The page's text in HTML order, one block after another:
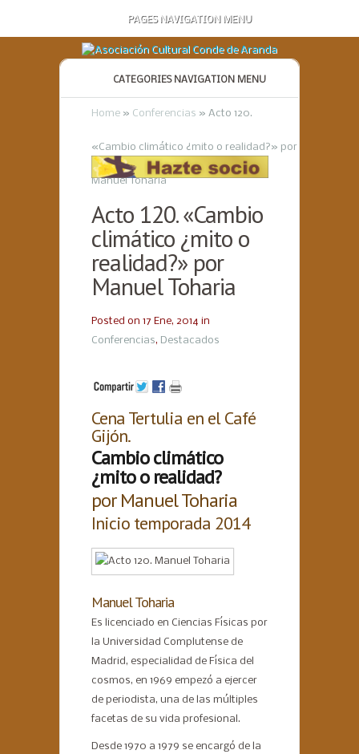
PAGES NAVIGATION MENU
CATEGORIES NAVIGATION MENU
Home » Conferencias » Acto 120.
«Cambio climático ¿mito o realidad?» por
Manuel Toharia
Acto 120. «Cambio
climático ¿mito o
realidad?» por
Manuel Toharia
Posted on 17 Ene, 2014 in
Conferencias, Destacados
Cena Tertulia en el Café
Gijón.
Cambio climático
¿mito o realidad?
por Manuel Toharia
Inicio temporada 2014
Manuel Toharia
Es licenciado en Ciencias Físicas por
la Universidad Complutense de
Madrid, especialidad de Física del
cosmos, en 1969 empezó a ejercer
de periodista, una de las múltiples
facetas de su vida profesional.
Desde 1970 a 1979 se encargó de la